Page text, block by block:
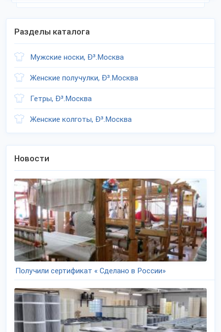
Разделы каталога
Мужские носки, Ð³.Москва
Женские получулки, Ð³.Москва
Гетры, Ð³.Москва
Женские колготы, Ð³.Москва
Новости
Получили сертификат « Сделано в России»